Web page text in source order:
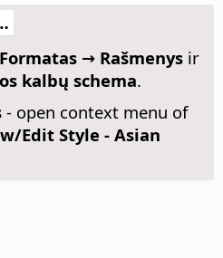
Formatas → Rašmenysir
kalbų schema.
- open context menu of
Edit Style - Asian